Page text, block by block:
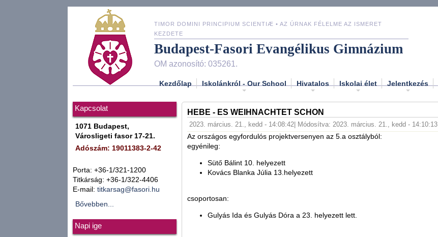
TIMOR DOMINI PRINCIPIUM SCIENTIÆ • AZ ÚRNAK FÉLELME AZ ISMERET
KEZDETE
Budapest-Fasori Evangélikus Gimnázium
OM azonosító: 035261.
Kezdőlap Iskolánkról - Our School Hivatalos Iskolai élet Jelentkezés
Kapcsolat
1071 Budapest,
Városligeti fasor 17-21.
Adószám: 19011383-2-42
Porta: +36-1/321-1200
Titkárság: +36-1/322-4406
E-mail: titkarsag@fasori.hu
Bővebben...
Napi ige
HEBE - ES WEIHNACHTET SCHON
2023. március. 21., kedd - 14:08:42 | Módosítva: 2023. március. 21., kedd - 14:10:13
Az országos egyfordulós projektversenyen az 5.a osztályból:
egyénileg:
Sütő Bálint 10. helyezett
Kovács Blanka Júlia 13.helyezett
csoportosan:
Gulyás Ida és Gulyás Dóra a 23. helyezett lett.